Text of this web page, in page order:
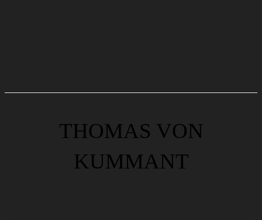
THOMAS VON
KUMMANT